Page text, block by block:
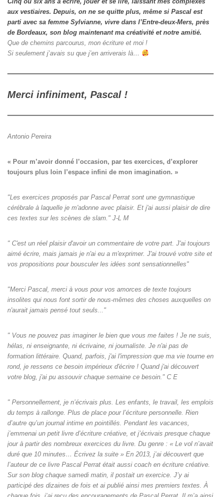
aux vestiaires. Depuis, on ne se quitte plus, même si Pascal est
parti avec sa femme Sylvianne, vivre dans l’Entre-deux-Mers, près
de Bordeaux, son blog maintenant ma créativité et notre amitié.
Que de chemins parcourus, mon écriture et moi !
Si seulement j’avais su que j’en arriverais là…
Merci infiniment, Pascal !
Antonio Pereira
« Pour m’avoir donné l’occasion, par tes exercices, d’explorer
toujours plus loin l’espace infini de mon imagination. »
"Les exercices proposés par Pascal Perrat sont une gymnastique
cérébrale à laquelle je m'adonne avec plaisir. Et j'ai aussi plaisir de dire
ces textes sur les scènes de slam." J-L M
" C'est un réel plaisir d'avoir un commentaire de votre part. J'ai toujours
aimé écrire, mais jamais je n'ai eu a m'exprimer. J'ai trouvé votre site et
vos propositions pour bousculer les idées sont sensationnelles"
"Merci Pascal, merci à vous pour vos amorces de texte toujours
insolites qui nous font sortir de nous-mêmes des choses auxquelles on
n'aurait jamais pensé tout seuls‌..."
" Vous ne pouvez pas imaginer le bien que vous me faites ! Je ne suis,
hélas, ni enseignante, ni écrivaine, ni journaliste. Je n'ai pas de
formation littéraire. Quand, parfois, j'ai l'impression que ma vie tourne en
rond, je ressens ce besoin impérieux d'écrire ! Quand j'ai découvert
votre blog, j'ai pu assouvir chaque semaine ce besoin." C E
" Personnellement, je n’écrivais plus. Les enfants, le travail, les emplois
du temps à rallonge. Plus de place pour l’écriture personnelle. Rien
d’autre qu’un journal intime en pointillés. Pendant les vacances,
j’emmenai un petit livre d’écriture créative, et j’écrivais presque chaque
jour à partir des nombreux exercices du livre. Du genre : « Le vol n’avait
duré que 10 minutes… Écrivez la suite » En 2013, j’ai découvert que
l’auteur de ce livre Pascal Perrat était aussi coach en écriture créative.
Sur son blog chaque samedi matin, il postait un exercice. J’y ai
participé des dizaines de fois et ai publié ainsi mes premiers textes. À